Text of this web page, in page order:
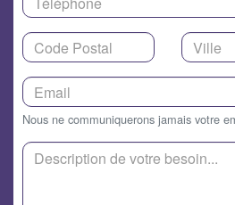
Nous ne communiquerons jamais votre